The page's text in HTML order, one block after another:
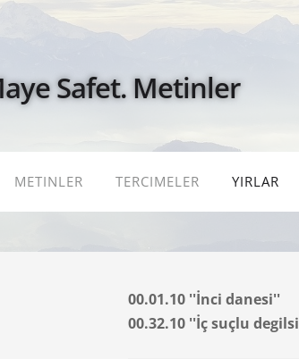
Safet. Metinler
METINLER TERCIMELER YIRLAR
00.01.10 ''İnci danesi''
00.32.10 ''İç suçlu degilsi